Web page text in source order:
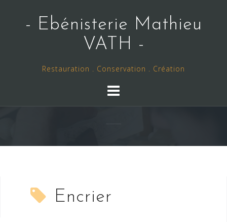
- Ebénisterie Mathieu
VATH -
Restauration . Conservation . Création
Encrier